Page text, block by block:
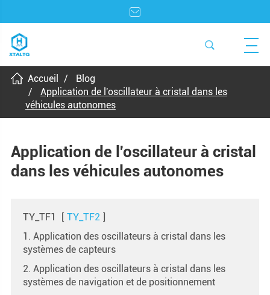
Accueil
Blog
Application de l'oscillateur à cristal dans les
véhicules autonomes
Application de l'oscillateur à cristal
dans les véhicules autonomes
TY_TF1 [ TY_TF2 ]
1. Application des oscillateurs à cristal dans les
systèmes de capteurs
2. Application des oscillateurs à cristal dans les
systèmes de navigation et de positionnement